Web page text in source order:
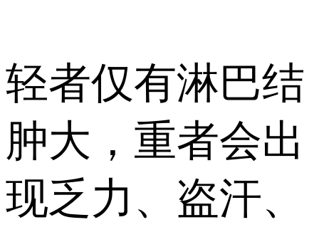
轻者仅有淋巴结
肿大，重者会出
现乏力、盗汗、